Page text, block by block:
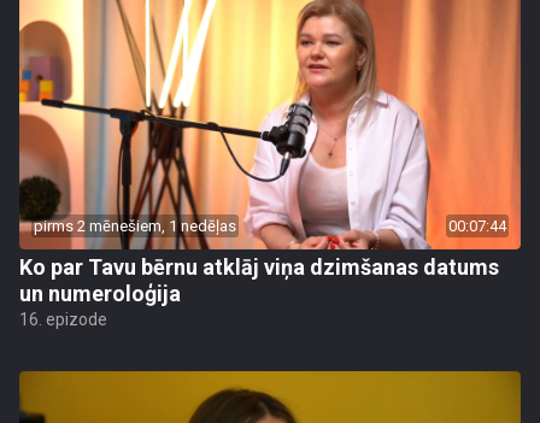
pirms 2 mēnešiem, 1 nedēļas 00:07:44
Ko par Tavu bērnu atklāj viņa dzimšanas datums
un numeroloģija
16. epizode